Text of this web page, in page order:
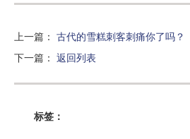
上一篇 ： 古代的雪糕刺客刺痛你了吗？
下一篇 ： 返回列表
标签：